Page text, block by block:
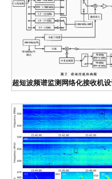
评价与频谱监测技术研究
超短波频谱监测网络化接收机